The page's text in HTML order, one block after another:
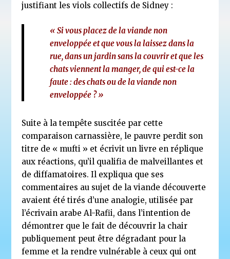
justifiant les viols collectifs de Sidney :
« Si vous placez de la viande non
enveloppée et que vous la laissez dans la
rue, dans un jardin sans la couvrir et que les
chats viennent la manger, de qui est-ce la
faute : des chats ou de la viande non
enveloppée ? »
Suite à la tempête suscitée par cette
comparaison carnassière, le pauvre perdit son
titre de « mufti » et écrivit un livre en réplique
aux réactions, qu’il qualifia de malveillantes et
de diffamatoires. Il expliqua que ses
commentaires au sujet de la viande découverte
avaient été tirés d’une analogie, utilisée par
l’écrivain arabe Al-Rafii, dans l’intention de
démontrer que le fait de découvrir la chair
publiquement peut être dégradant pour la
femme et la rendre vulnérable à ceux qui ont